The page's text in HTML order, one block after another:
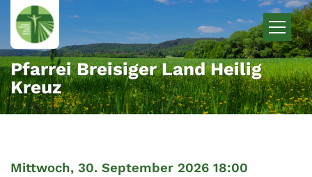
Zum Inhalt springen
Pfarrei Breisiger Land Heilig
Kreuz
Mittwoch, 30. September 2026 18:00